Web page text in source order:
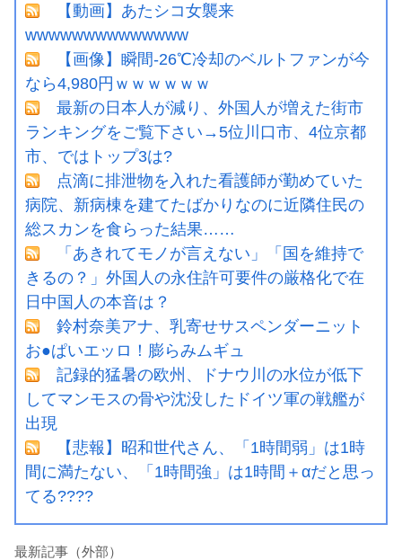
【動画】あたシコ女襲来
wwwwwwwwwwwwww
【画像】瞬間-26℃冷却のベルトファンが今
なら4,980円ｗｗｗｗｗｗ
最新の日本人が減り、外国人が増えた街市
ランキングをご覧下さい→5位川口市、4位京都
市、ではトップ3は?
点滴に排泄物を入れた看護師が勤めていた
病院、新病棟を建てたばかりなのに近隣住民の
総スカンを食らった結果……
「あきれてモノが言えない」「国を維持で
きるの？」外国人の永住許可要件の厳格化で在
日中国人の本音は？
鈴村奈美アナ、乳寄せサスペンダーニット
お●ぱいエッロ！膨らみムギュ
記録的猛暑の欧州、ドナウ川の水位が低下
してマンモスの骨や沈没したドイツ軍の戦艦が
出現
【悲報】昭和世代さん、「1時間弱」は1時
間に満たない、「1時間強」は1時間＋αだと思っ
てる????
最新記事（外部）